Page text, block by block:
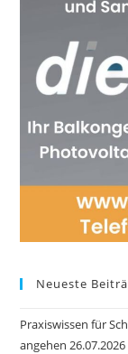
Neueste
Praxiswissen für
angehen 26.07.2026